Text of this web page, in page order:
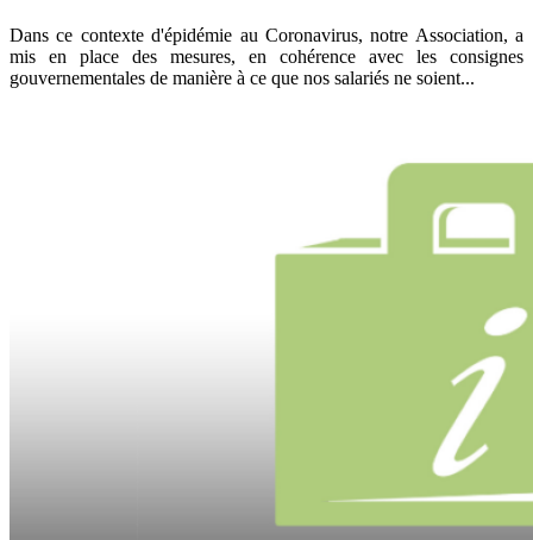
Dans ce contexte d'épidémie au Coronavirus, notre Association, a
mis en place des mesures, en cohérence avec les consignes
gouvernementales de manière à ce que nos salariés ne soient...